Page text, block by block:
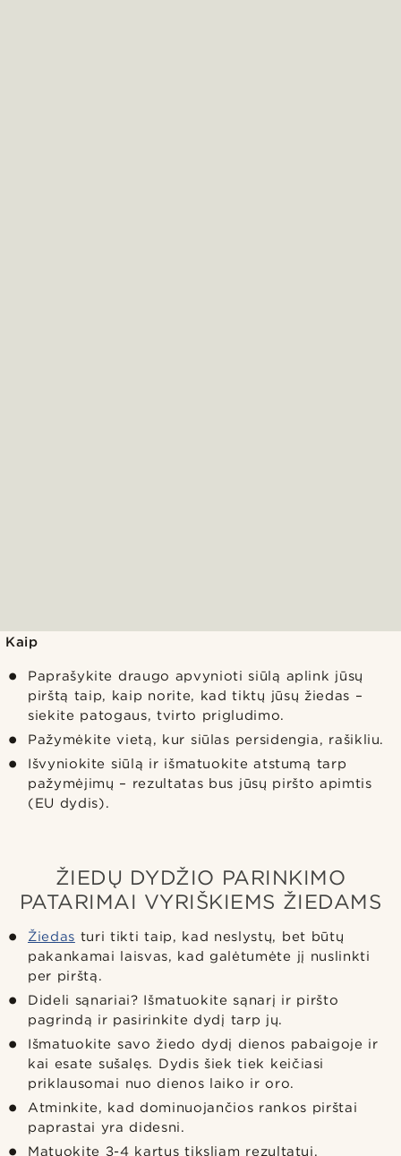
Kaip
Paprašykite draugo apvynioti siūlą aplink jūsų
pirštą taip, kaip norite, kad tiktų jūsų žiedas –
siekite patogaus, tvirto prigludimo.
Pažymėkite vietą, kur siūlas persidengia, rašikliu.
Išvyniokite siūlą ir išmatuokite atstumą tarp
pažymėjimų – rezultatas bus jūsų piršto apimtis
(EU dydis).
ŽIEDŲ DYDŽIO PARINKIMO
PATARIMAI VYRIŠKIEMS ŽIEDAMS
Žiedas turi tikti taip, kad neslystų, bet būtų
pakankamai laisvas, kad galėtumėte jį nuslinkti
per pirštą.
Dideli sąnariai? Išmatuokite sąnarį ir piršto
pagrindą ir pasirinkite dydį tarp jų.
Išmatuokite savo žiedo dydį dienos pabaigoje ir
kai esate sušalęs. Dydis šiek tiek keičiasi
priklausomai nuo dienos laiko ir oro.
Atminkite, kad dominuojančios rankos pirštai
paprastai yra didesni.
Matuokite 3-4 kartus tiksliam rezultatui.